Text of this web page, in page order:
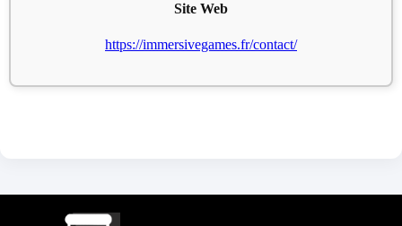
Site Web
https://immersivegames.fr/contact/